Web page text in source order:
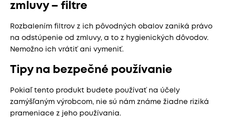
zmluvy – filtre
Rozbalením filtrov z ich pôvodných obalov zaniká právo
na odstúpenie od zmluvy, a to z hygienických dôvodov.
Nemožno ich vrátiť ani vymeniť.
Tipy na bezpečné používanie
Pokiaľ tento produkt budete používať na účely
zamýšľaným výrobcom, nie sú nám známe žiadne riziká
prameniace z jeho používania.